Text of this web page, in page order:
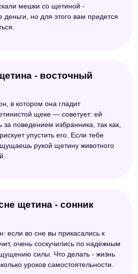
мешки со щетиной -
деньги, но для этого вам придется
- восточный
в котором она гладит
щеке — советует: ей
поведением избранника, так как,
упустить его. Если тебе
рукой щетину животного
щетина - сонник
если во сне вы прикасались к
очень соскучились по надежным
силы. Что делать - жизнь
уроков самостоятельности.